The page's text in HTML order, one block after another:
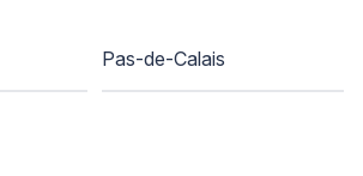
Pas-de-Calais